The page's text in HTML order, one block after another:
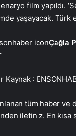
film yapıldı.
yaşayacak. Türk
Çağla
Kaynak :
tüm haber
iletiniz. En kısa